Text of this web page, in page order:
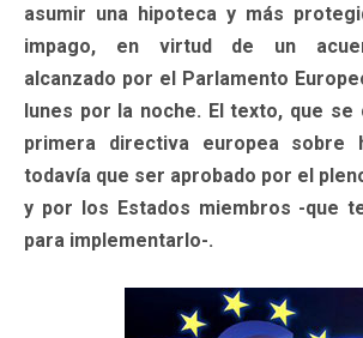
asumir una hipoteca y más
impago, en virtud de un
alcanzado por el Parlamento
lunes por la noche. El texto, que
primera directiva europea sobre
todavía que ser aprobado por el
y por los Estados miembros -que
para implementarlo-.